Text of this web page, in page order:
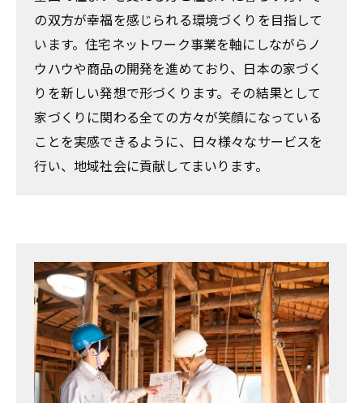
の双方が幸福を感じられる環境づくりを目指して
います。住宅ネットワーク事業を軸にしながらノ
ウハウや商品の開発を進めており、日本の家づく
りを新しい発想で形づくります。その結果として
家づくりに関わる全ての方々が笑顔になっている
ことを実感できるように、日々様々なサービスを
行い、地域社会に貢献してまいります。